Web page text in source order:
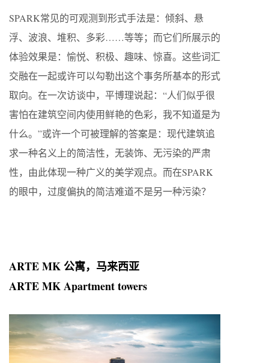
SPARK常见的可观测到形式手法是：倾斜、悬
浮、波浪、堆积、多彩……等等；而它们所展示的
体验效果是：愉悦、积极、趣味、惊喜。这些词汇
交融在一起或许可以勾勒出这个事务所基本的形式
取向。在一次访谈中，平博理说起：“人们似乎很
害怕在建筑空间内使用鲜艳的色彩，我不知道是为
什么。”或许一个可被理解的答案是：现代建筑追
求一种名义上的简洁性，无装饰、无污染的严肃
性，由此体现一种广义的美学观点。而在SPARK
的眼中，过度偏执的简洁难道不是另一种污染？
ARTE MK 公寓，马来西亚
ARTE MK Apartment towers